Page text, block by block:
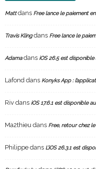
Mattdans Free lance le paiement
Travis Klingdans Free lance le
Adamadans iOS 26.5 est
Lafond dans Konyks App :
Riv dans iOS 17.6.1 est disponible
Ma2thieu dans Free, retour chez
Philippe dans L’iOS 26.3.1 est